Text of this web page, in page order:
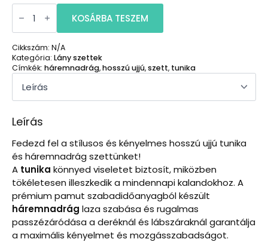
Hosszú
ujjú
tunika
-
háremnadrág
szett
mennyiség
KOSÁRBA TESZEM
Cikkszám: N/A
Kategória: Lány szettek
Címkék: háremnadrág,hosszú ujjú,szett, tunika
Leírás
Fedezd fel a stílusos és kényelmes hosszú ujjú tunika
és háremnadrág szettünket!
A tunika könnyed viseletet biztosít, miközben
tökéletesen illeszkedik a mindennapi kalandokhoz. A
prémium pamut szabadidőanyagból készült
háremnadrág laza szabása és rugalmas
passzézáródása a deréknál és lábszáraknál garantálja
a maximális kényelmet és mozgásszabadságot.